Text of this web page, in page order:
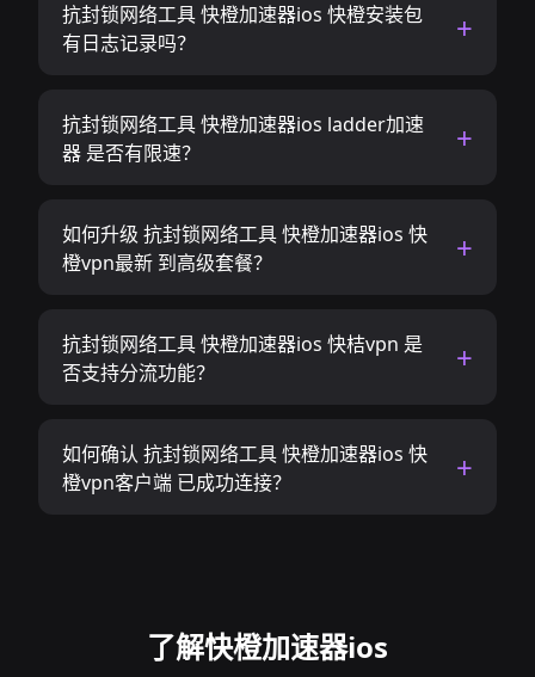
抗封锁网络工具 快橙加速器ios 快橙安装包
有日志记录吗？
抗封锁网络工具 快橙加速器ios ladder加速
器 是否有限速？
如何升级 抗封锁网络工具 快橙加速器ios 快
橙vpn最新 到高级套餐？
抗封锁网络工具 快橙加速器ios 快桔vpn 是
否支持分流功能？
如何确认 抗封锁网络工具 快橙加速器ios 快
橙vpn客户端 已成功连接？
了解快橙加速器ios